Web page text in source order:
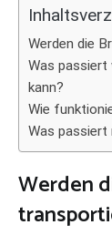
Werden die
Was passiert
kann?
Wie
Was
Werden